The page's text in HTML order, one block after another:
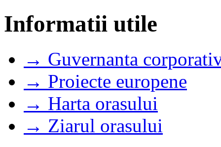
Informatii utile
→ Guvernanta
→ Proiecte europene
→ Harta orasului
→ Ziarul orasului